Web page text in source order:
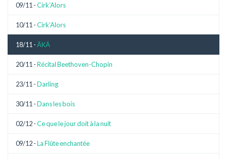
09/11 -Cirk’Alors
10/11 -Cirk’Alors
18/11 -ÄKÄ
20/11 -Récital Beethoven-Chopin
23/11 -Darling
30/11 -Dans les bois
02/12 -Ce que le jour doit à la nuit
09/12 -La Flûte enchantée